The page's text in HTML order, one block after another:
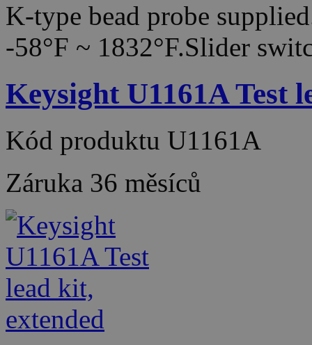
K-type bead probe
-58°F ~ 1832°F.Slider
Keysight U1161A Test
Kód produktu U1161A
Záruka 36 měsíců